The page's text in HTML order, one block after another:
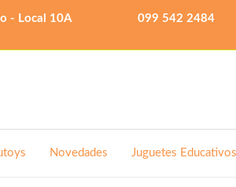
- Local 10A 099 542 2484
Novedades Juguetes Educativos